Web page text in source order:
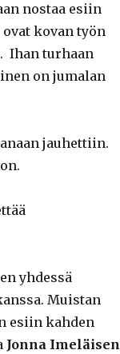
nostaa esiin
kovan työn
Ihan turhaan
on jumalan
jauhettiin.
yhdessä
Muistan
esiin kahden
Jonna Imeläisen